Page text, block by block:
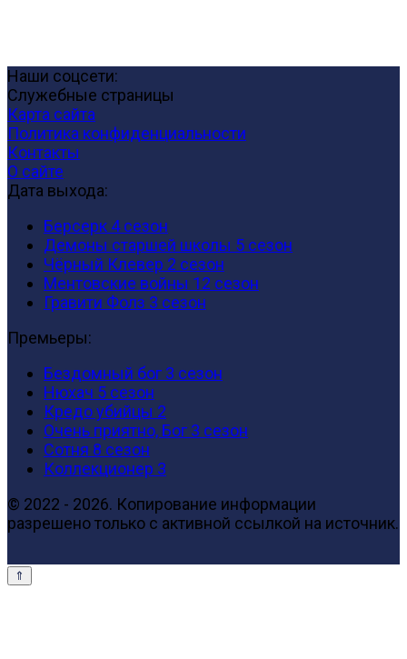
Наши соцсети:
Служебные страницы
Карта сайта
Политика конфиденциальности
Контакты
О сайте
Дата выхода:
Берсерк 4 сезон
Демоны старшей школы 5 сезон
Чёрный Клевер 2 сезон
Ментовские войны 12 сезон
Гравити Фолз 3 сезон
Премьеры:
Бездомный бог 3 сезон
Нюхач 5 сезон
Кредо убийцы 2
Очень приятно, Бог 3 сезон
Сотня 8 сезон
Коллекционер 3
© 2022 - 2026. Копирование информации
разрешено только с активной ссылкой на источник.